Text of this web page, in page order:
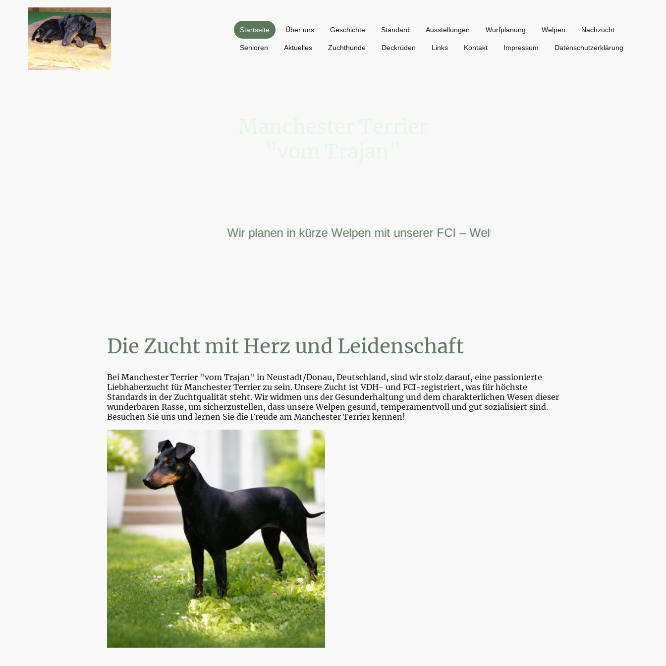
Startseite Über uns Geschichte Standard Ausstellungen Wurfplanung Welpen Nachzucht
Senioren Aktuelles Zuchthunde Deckrüden Links Kontakt Impressum Datenschutzerklärung
Wir planen in kürze Welpen mit unserer FCI – Weltsiegerin.
Die Zucht mit Herz und Leidenschaft
Bei Manchester Terrier "vom Trajan" in Neustadt/Donau, Deutschland, sind wir stolz darauf, eine passionierte
Liebhaberzucht für Manchester Terrier zu sein. Unsere Zucht ist VDH- und FCI-registriert, was für höchste
Standards in der Zuchtqualität steht. Wir widmen uns der Gesunderhaltung und dem charakterlichen Wesen dieser
wunderbaren Rasse, um sicherzustellen, dass unsere Welpen gesund, temperamentvoll und gut sozialisiert sind.
Besuchen Sie uns und lernen Sie die Freude am Manchester Terrier kennen!